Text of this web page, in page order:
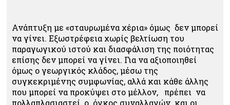
Ανάπτυξη με «σταυρωμένα χέρια» όμως δεν μπορεί
να γίνει. Εξωστρέφεια χωρίς βελτίωση του
παραγωγικού ιστού και διασφάλιση της ποιότητας
επίσης δεν μπορεί να γίνει. Για να αξιοποιηθεί
όμως ο γεωργικός κλάδος, μέσω της
συγκεκριμένης συμφωνίας, αλλά και κάθε άλλης
που μπορεί να προκύψει στο μέλλον, πρέπει να
πολλαπλασιαστεί ο όγκος συναλλαγών και οι